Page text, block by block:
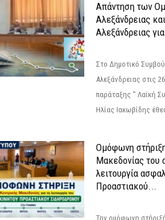
Απάντηση των
Αλεξάνδρειας
Αλεξάνδρειας
Στο Δημοτικό
Αλεξάνδρειας στις
παράταξης " Λαϊκή
Ηλίας Ιακωβίδης
Ομόφωνη
Μακεδονίας του
λειτουργία
Προαστιακού...
Την ομόφωνη